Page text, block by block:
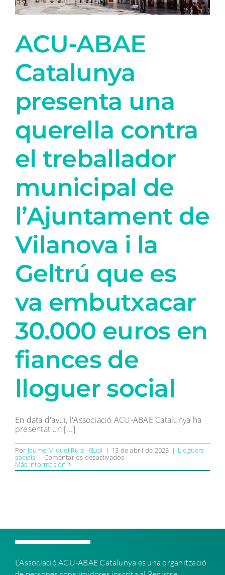
ACU-ABAE
Catalunya
presenta una
querella contra
el treballador
municipal de
l’Ajuntament de
Vilanova i la
Geltrú que es
va embutxacar
30.000 euros en
fiances de
lloguer social
En data d'avui, l'Associació ACU-ABAE Catalunya ha
presentat un [...]
Por Jaume-Miquel Ruiz i Gual | 13 de abril de 2023 | Lloguers
socials | Comentarios desactivadosen
ABAE
municipal
i
la
Más información
L’Associació ACU-ABAE Catalunya es una organització